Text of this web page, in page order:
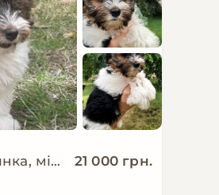
Бівер йорк, дівчинка, міні стандарт, 11.04 21 000 грн.